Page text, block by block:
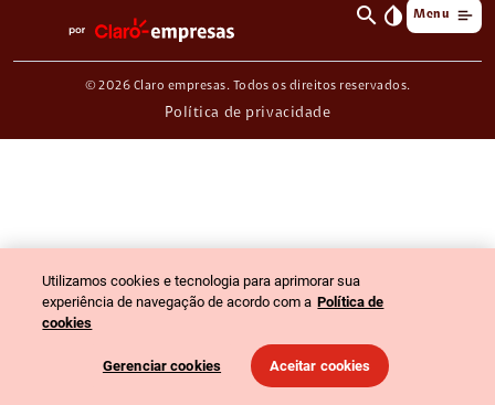
search invert_colors Menu
© 2026 Claro empresas. Todos os direitos reservados.
Política de privacidade
Utilizamos cookies e tecnologia para aprimorar sua
experiência de navegação de acordo com a Política de
cookies
Gerenciar cookies Aceitar cookies